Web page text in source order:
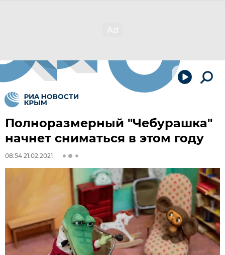
Полноразмерный "Чебурашка"
начнет сниматься в этом году
08:54 21.02.2021